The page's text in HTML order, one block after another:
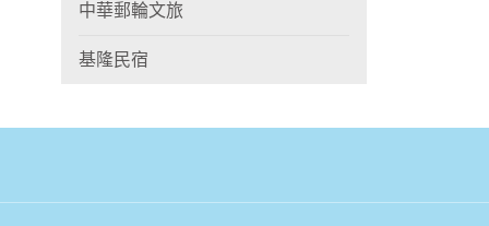
中華郵輪文旅
基隆民宿